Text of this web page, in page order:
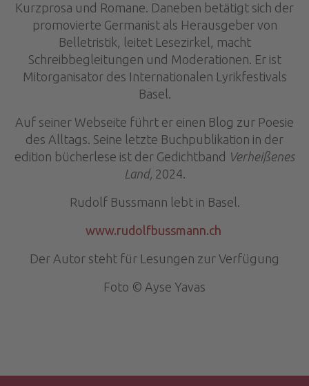
Kurzprosa und Romane. Daneben betätigt sich der
promovierte Germanist als Herausgeber von
Belletristik, leitet Lesezirkel, macht
Schreibbegleitungen und Moderationen. Er ist
Mitorganisator des Internationalen Lyrikfestivals
Basel.
Auf seiner Webseite führt er einen Blog zur Poesie
des Alltags. Seine letzte Buchpublikation in der
edition bücherlese ist der Gedichtband Verheißenes
Land, 2024.
Rudolf Bussmann lebt in Basel.
www.rudolfbussmann.ch
Der Autor steht für Lesungen zur Verfügung
Foto © Ayse Yavas